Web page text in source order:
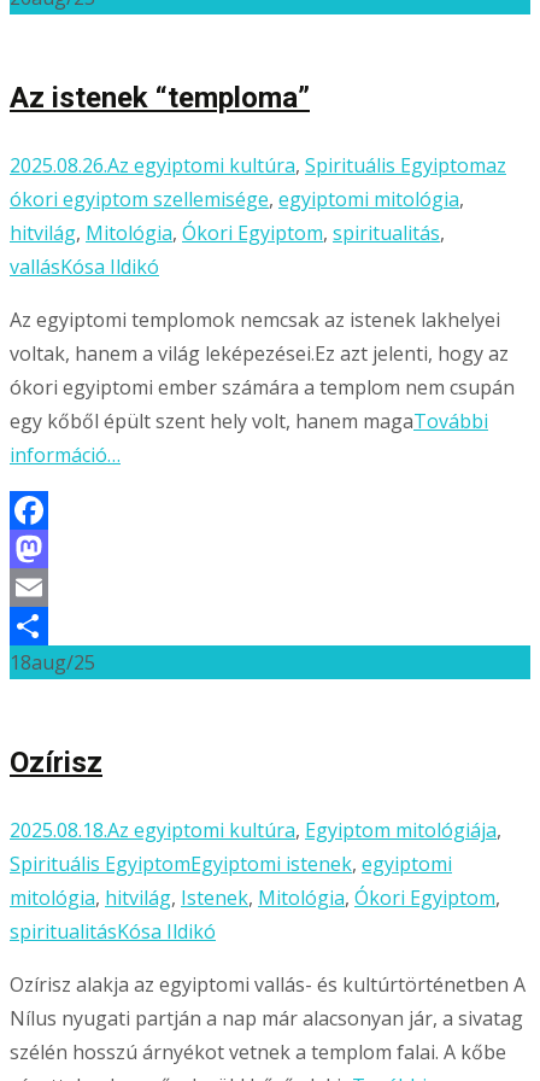
Az istenek “temploma”
2025.08.26.Az egyiptomi kultúra, Spirituális Egyiptomaz
ókori egyiptom szellemisége, egyiptomi mitológia,
hitvilág, Mitológia, Ókori Egyiptom, spiritualitás,
vallásKósa Ildikó
Az egyiptomi templomok nemcsak az istenek lakhelyei
voltak, hanem a világ leképezései.Ez azt jelenti, hogy az
ókori egyiptomi ember számára a templom nem csupán
egy kőből épült szent hely volt, hanem magaTovábbi
információ…
Facebook
Mastodon
Email
Ossza
18aug/25
Ozírisz
2025.08.18.Az egyiptomi kultúra, Egyiptom mitológiája,
Spirituális EgyiptomEgyiptomi istenek, egyiptomi
mitológia, hitvilág, Istenek, Mitológia, Ókori Egyiptom,
spiritualitásKósa Ildikó
Ozírisz alakja az egyiptomi vallás- és kultúrtörténetben A
Nílus nyugati partján a nap már alacsonyan jár, a sivatag
szélén hosszú árnyékot vetnek a templom falai. A kőbe